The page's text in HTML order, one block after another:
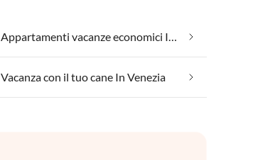
Appartamenti vacanze economici In Venezia
Vacanza con il tuo cane In Venezia